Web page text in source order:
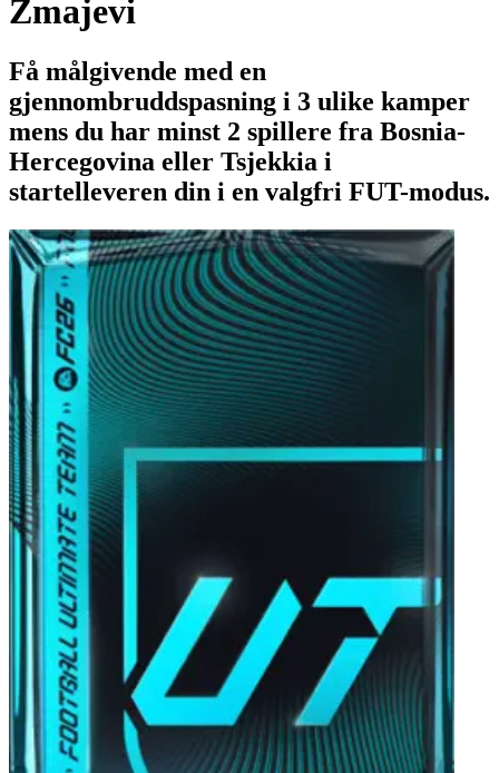
Zmajevi
Få målgivende med en
gjennombruddspasning i 3 ulike kamper
mens du har minst 2 spillere fra Bosnia-
Hercegovina eller Tsjekkia i
startelleveren din i en valgfri FUT-modus.